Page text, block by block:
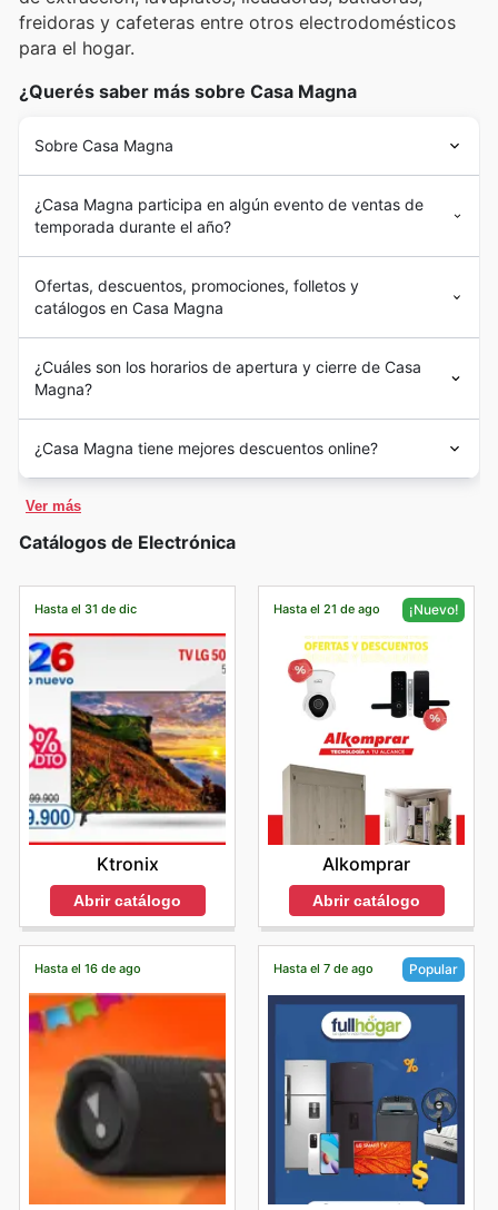
freidoras y cafeteras entre otros electrodomésticos
para el hogar.
¿Querés saber más sobre Casa Magna
Sobre Casa Magna
¿Casa Magna participa en algún evento de ventas de
temporada durante el año?
Ofertas, descuentos, promociones, folletos y
catálogos en Casa Magna
¿Cuáles son los horarios de apertura y cierre de Casa
Magna?
¿Casa Magna tiene mejores descuentos online?
Ver más
Catálogos de Electrónica
Hasta el 31 de dic
Ktronix
Abrir catálogo
Hasta el 21 de ago ¡Nuevo!
Alkomprar
Abrir catálogo
Hasta el 16 de ago Hasta el 7 de ago Popular